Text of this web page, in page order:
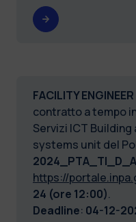
FACILITY ENGINEER
contratto a tempo
Servizi ICT
systems unit del
https://
24 (ore 12:00).
Deadline: 04-12-